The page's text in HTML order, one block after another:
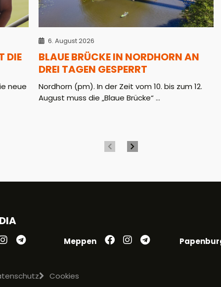
DIE
neue
6. August 2026
BLAUE BRÜCKE IN NORDHORN AN
DREI TAGEN GESPERRT
Nordhorn (pm). In der Zeit vom 10. bis zum 12.
August muss die „Blaue Brücke“ ...
Meppen
Cookies